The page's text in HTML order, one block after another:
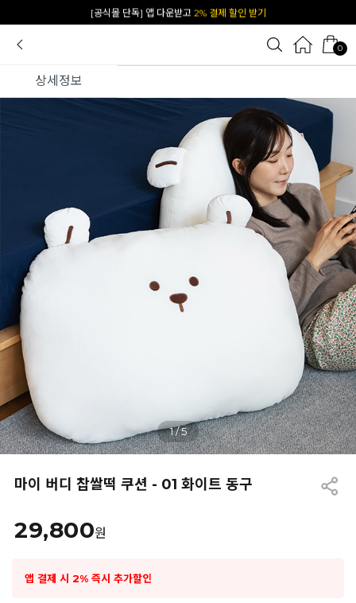
[공식몰 단독] 앱 다운받고 2% 결제 할인 받기
0
상세정보
1/5
마이 버디 찹쌀떡 쿠션 - 01 화이트 동구
29,800원
앱 결제 시 2% 즉시 추가할인